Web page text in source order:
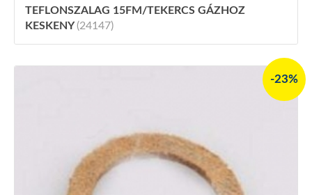
TEFLONSZALAG 15FM/TEKERCS GÁZHOZ
KESKENY(24147)
-23%